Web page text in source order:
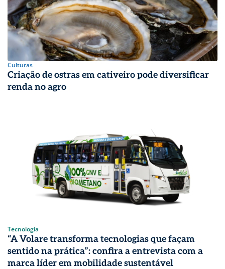
Culturas
Criação de ostras em cativeiro pode diversificar
renda no agro
Tecnologia
“A Volare transforma tecnologias que façam
sentido na prática”: confira a entrevista com a
marca líder em mobilidade sustentável